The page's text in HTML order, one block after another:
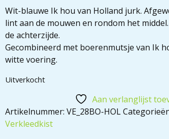
Wit-blauwe Ik hou van Holland jurk.
lint aan de mouwen en rondom het
de achterzijde.
Gecombineerd met boerenmutsje van Ik
witte voering.
Uitverkocht
Aan verlanglijst
Artikelnummer:VE_28BO-HOL
Verkleedkist